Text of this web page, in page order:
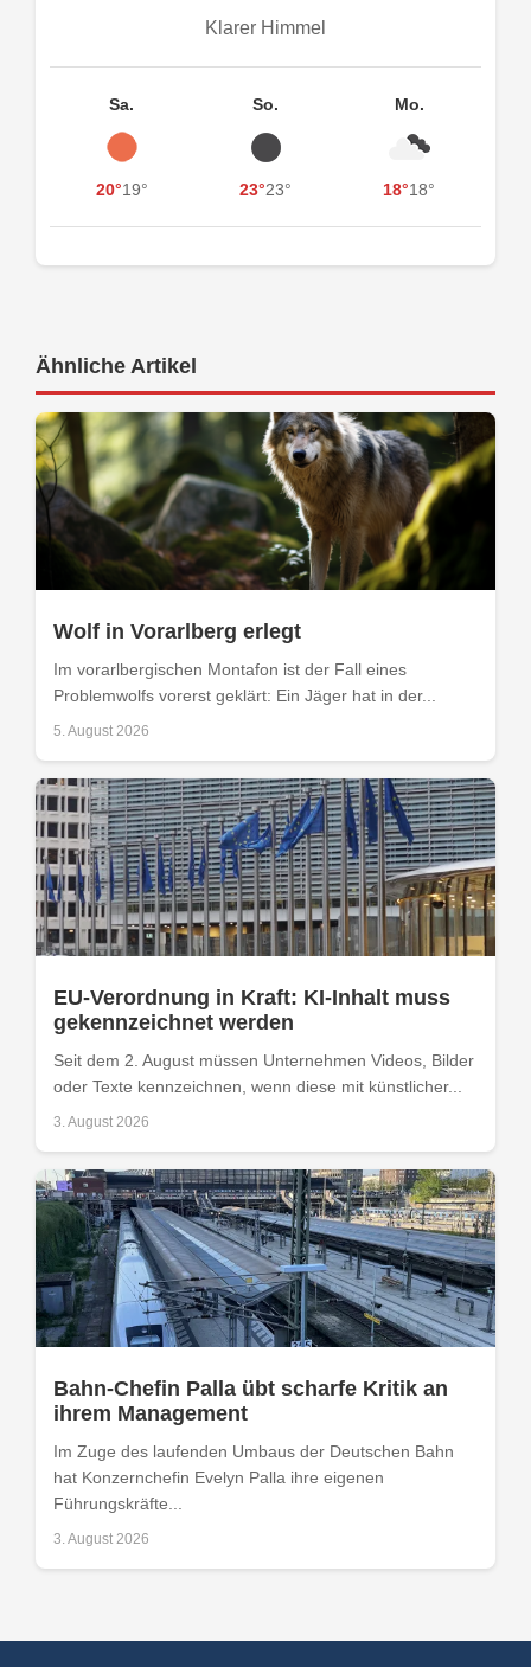
Klarer Himmel
Sa.
20°19°
So.
23°23°
Mo.
18°18°
Ähnliche Artikel
Wolf in Vorarlberg erlegt
Im vorarlbergischen Montafon ist der Fall eines
Problemwolfs vorerst geklärt: Ein Jäger hat in der...
5. August 2026
EU-Verordnung in Kraft: KI-Inhalt muss
gekennzeichnet werden
Seit dem 2. August müssen Unternehmen Videos, Bilder
oder Texte kennzeichnen, wenn diese mit künstlicher...
3. August 2026
Bahn-Chefin Palla übt scharfe Kritik an
ihrem Management
Im Zuge des laufenden Umbaus der Deutschen Bahn
hat Konzernchefin Evelyn Palla ihre eigenen
Führungskräfte...
3. August 2026